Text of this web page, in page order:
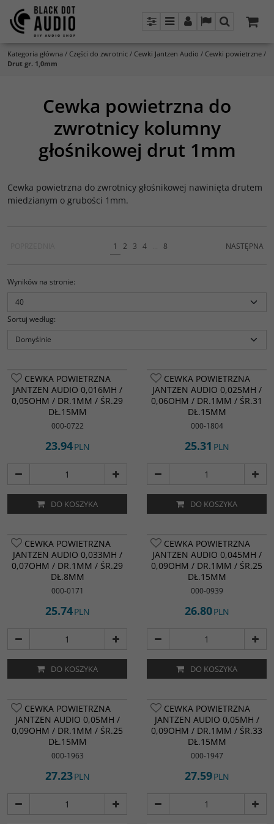
PanelMenuPanel LangSzukaj
Kategoria główna / Części do zwrotnic / Cewki Jantzen Audio / Cewki powietrzne /
Drut gr. 1,0mm
Cewka powietrzna do
zwrotnicy kolumny
głośnikowej drut 1mm
Cewka powietrzna do zwrotnicy głośnikowej nawinięta drutem
miedzianym o grubości 1mm.
1 2 3 4 8 NASTĘPNA
Wyników na stronie:
Sortuj według:
CEWKA POWIETRZNA
JANTZEN AUDIO 0,016MH /
0,05OHM / DR.1MM / ŚR.29
DŁ.15MM
000-0722
23.94PLN
DO KOSZYKA
CEWKA POWIETRZNA
JANTZEN AUDIO 0,025MH /
0,06OHM / DR.1MM / ŚR.31
DŁ.15MM
000-1804
25.31 PLN
DO KOSZYKA
CEWKA POWIETRZNA
JANTZEN AUDIO 0,033MH /
0,07OHM / DR.1MM / ŚR.29
DŁ.8MM
000-0171
25.74PLN
DO KOSZYKA
CEWKA POWIETRZNA
JANTZEN AUDIO 0,045MH /
0,09OHM / DR.1MM / ŚR.25
DŁ.15MM
000-0939
26.80PLN
DO KOSZYKA
Cewki powietrzne Jantzen Audio są
doskonałym wyborem dla wysokiej
jakości konstrukcji zwrotnicy
kolumn głośnikowych, w której
wymagana jest wysoka jakość.
jego "szczelne" uzwojenie, pozwala
stworzyć cewkę pozbawioną
zniekształceń nasycenia,
Rezystancja cewki (Ω): 0,09 ohm
CEWKA POWIETRZNA
JANTZEN AUDIO 0,05MH /
0,09OHM / DR.1MM / ŚR.25
DŁ.15MM
000-1963
27.23PLN
Cewki powietrzne Jantzen Audio są
doskonałym wyborem dla wysokiej
jakości konstrukcji zwrotnicy
kolumn głośnikowych, w której
wymagana jest wysoka jakość.
jego "szczelne" uzwojenie, pozwala
stworzyć cewkę pozbawioną
zniekształceń nasycenia,
Rezystancja cewki (Ω): 0,09 ohm
CEWKA POWIETRZNA
JANTZEN AUDIO 0,05MH /
0,09OHM / DR.1MM / ŚR.33
DŁ.15MM
000-1947
27.59PLN